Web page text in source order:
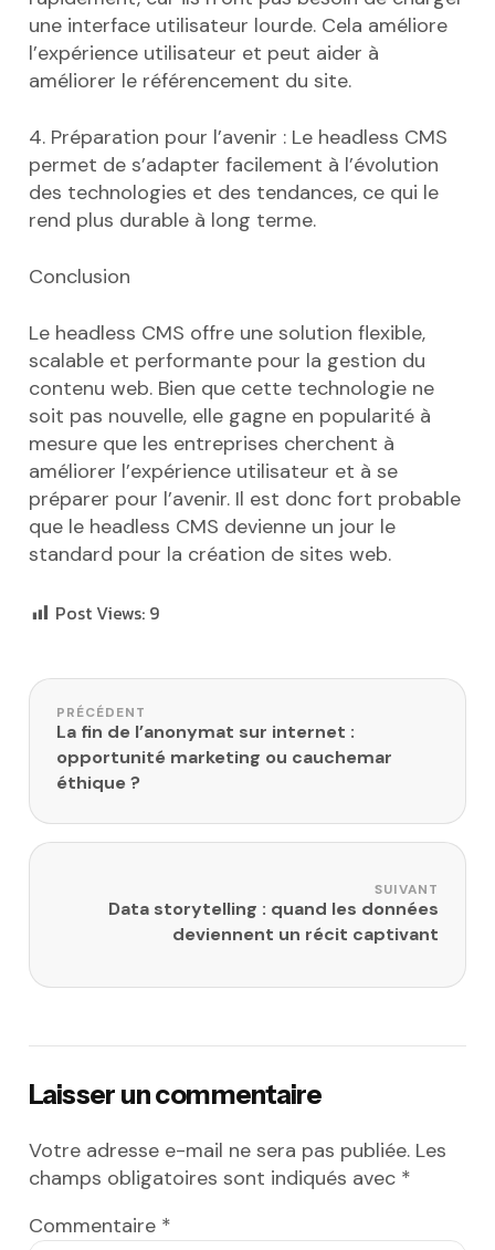
une interface utilisateur lourde. Cela améliore
l’expérience utilisateur et peut aider à
améliorer le référencement du site.
4. Préparation pour l’avenir : Le headless CMS
permet de s’adapter facilement à l’évolution
des technologies et des tendances, ce qui le
rend plus durable à long terme.
Conclusion
Le headless CMS offre une solution flexible,
scalable et performante pour la gestion du
contenu web. Bien que cette technologie ne
soit pas nouvelle, elle gagne en popularité à
mesure que les entreprises cherchent à
améliorer l’expérience utilisateur et à se
préparer pour l’avenir. Il est donc fort probable
que le headless CMS devienne un jour le
standard pour la création de sites web.
Post Views: 9
Navigation de l’article
PRÉCÉDENT
La fin de l’anonymat sur internet :
opportunité marketing ou cauchemar
éthique ?
SUIVANT
Data storytelling : quand les données
deviennent un récit captivant
Laisser un commentaire
Votre adresse e-mail ne sera pas publiée. Les
champs obligatoires sont indiqués avec *
Commentaire *